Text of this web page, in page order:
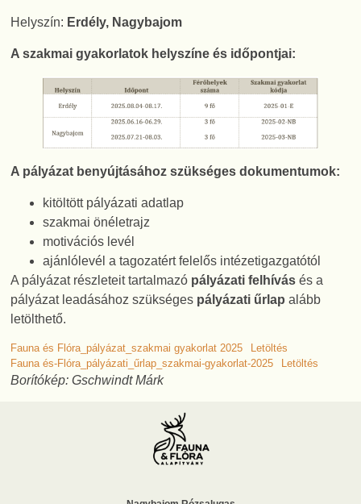
Helyszín: Erdély, Nagybajom
A szakmai gyakorlatok helyszíne és időpontjai:
A pályázat benyújtásához szükséges dokumentumok:
kitöltött pályázati adatlap
szakmai önéletrajz
motivációs levél
ajánlólevél a tagozatért felelős intézetigazgatótól
A pályázat részleteit tartalmazó pályázati felhívás és a
pályázat leadásához szükséges pályázati űrlap alább
letölthető.
Fauna és Flóra_pályázat_szakmai gyakorlat 2025
Letöltés
Fauna és-Flóra_pályázati_űrlap_szakmai-gyakorlat-2025
Letöltés
Borítókép: Gschwindt Márk